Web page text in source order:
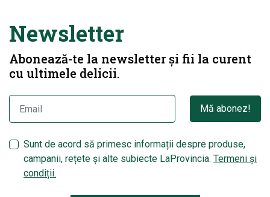
Newsletter
Abonează-te la newsletter și fii la curent
cu ultimele delicii.
Mă abonez!
Sunt de acord să primesc informații despre produse,
campanii, rețete și alte subiecte LaProvincia. Termeni și
condiții.